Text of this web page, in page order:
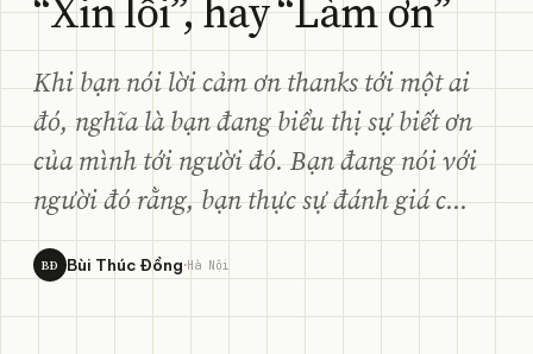
“Xin lỗi”, hay “Làm ơn”
Khi bạn nói lời cảm ơn thanks tới một ai
đó, nghĩa là bạn đang biểu thị sự biết ơn
của mình tới người đó. Bạn đang nói với
người đó rằng, bạn thực sự đánh giá c...
BĐ Bùi Thúc Đồng·Hà Nội